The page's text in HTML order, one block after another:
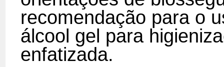
recomendação para o
álcool gel para
enfatizada.